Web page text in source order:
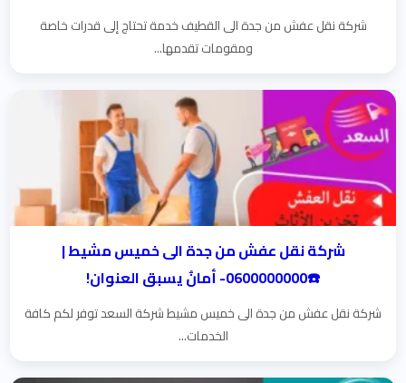
شركة نقل عفش من جدة الى القطيف خدمة تحتاج إلى قدرات خاصة
ومقومات تقدمها...
شركة نقل عفش من جدة الى خميس مشيط |
☎️0600000000- أمانٌ يسبق العنوان!
شركة نقل عفش من جدة الى خميس مشيط شركة السعد توفر لكم كافة
الخدمات...